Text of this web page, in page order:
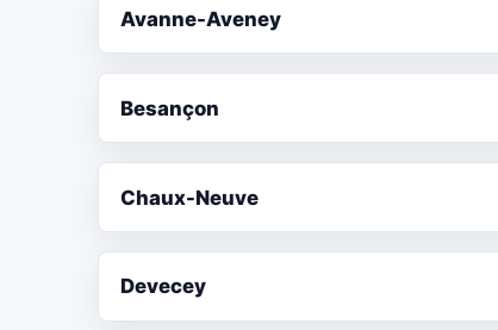
Avanne-Aveney
Besançon
Chaux-Neuve
Devecey